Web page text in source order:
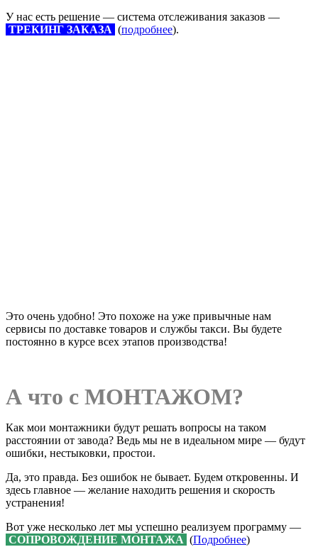
У нас есть решение — система отслеживания заказов —
ТРЕКИНГ ЗАКАЗА (подробнее).
Это очень удобно! Это похоже на уже привычные нам
сервисы по доставке товаров и службы такси. Вы будете
постоянно в курсе всех этапов производства!
А что с МОНТАЖОМ?
Как мои монтажники будут решать вопросы на таком
расстоянии от завода? Ведь мы не в идеальном мире — будут
ошибки, нестыковки, простои.
Да, это правда. Без ошибок не бывает. Будем откровенны. И
здесь главное — желание находить решения и скорость
устранения!
Вот уже несколько лет мы успешно реализуем программу —
СОПРОВОЖДЕНИЕ МОНТАЖА (Подробнее)